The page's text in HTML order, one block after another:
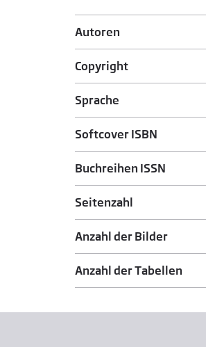
Autoren
Copyright
Sprache
Softcover ISBN
Buchreihen ISSN
Seitenzahl
Anzahl der Bilder
Anzahl der Tabellen